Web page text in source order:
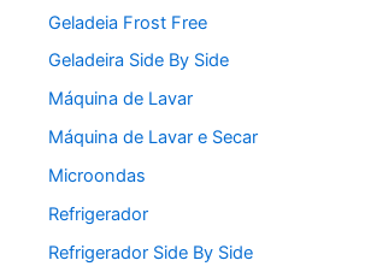
Geladeia Frost Free
Geladeira Side By Side
Máquina de Lavar
Máquina de Lavar e Secar
Microondas
Refrigerador
Refrigerador Side By Side